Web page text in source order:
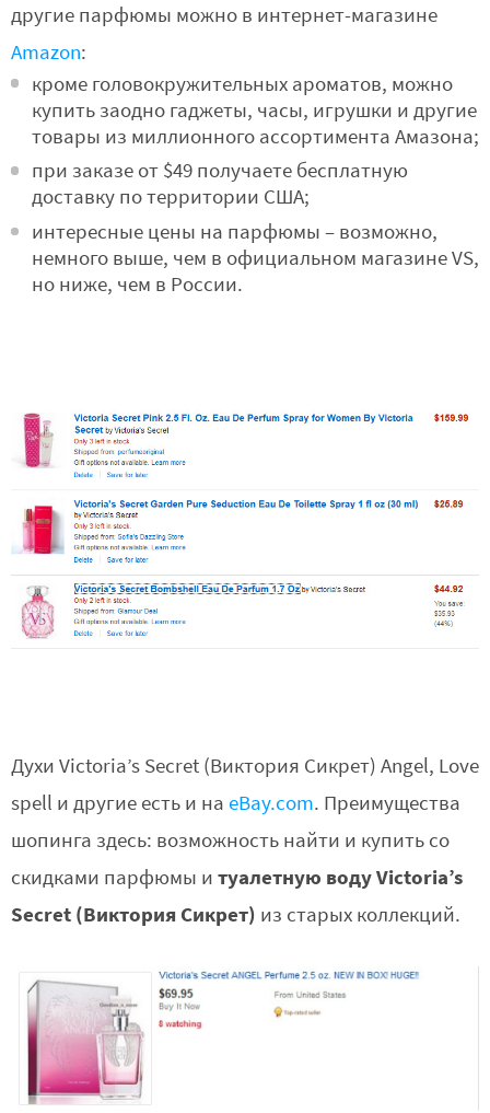
другие парфюмы можно в интернет-магазине
Amazon:
кроме головокружительных ароматов, можно
купить заодно гаджеты, часы, игрушки и другие
товары из миллионного ассортимента Амазона;
при заказе от $49 получаете бесплатную
доставку по территории США;
интересные цены на парфюмы – возможно,
немного выше, чем в официальном магазине VS,
но ниже, чем в России.
Духи Victoria’s Secret (Виктория Сикрет) Angel, Love
spell и другие есть и на eBay.com. Преимущества
шопинга здесь: возможность найти и купить со
скидками парфюмы и туалетную воду Victoria’s
Secret (Виктория Сикрет) из старых коллекций.